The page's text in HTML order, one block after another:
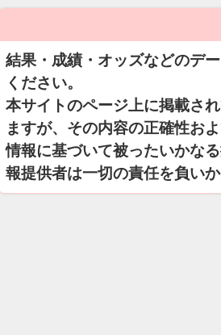
結果・成績・オッズなどのデ
ください。
本サイトのページ上に掲載さ
ますが、その内容の正確性お
情報に基づいて被ったいかな
報提供者は一切の責任を負いか